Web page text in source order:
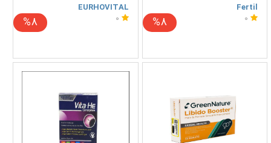
EURHOVITAL
0
%8
Fertil
0
%8